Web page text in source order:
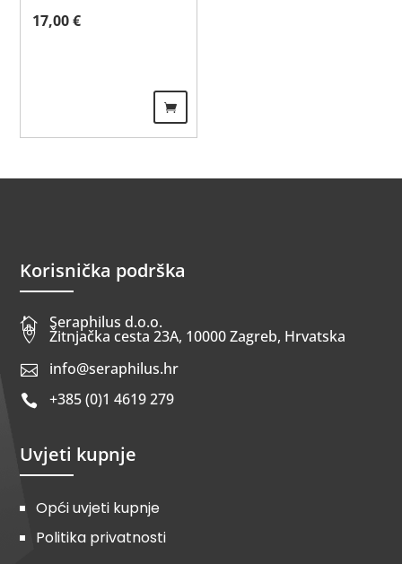
17,00€
Korisnička podrška
 Seraphilus d.o.o.
 Žitnjačka cesta 23A, 10000 Zagreb, Hrvatska
 info@seraphilus.hr
 +385 (0)1 4619 279
Uvjeti kupnje
Opći uvjeti kupnje
Politika privatnosti